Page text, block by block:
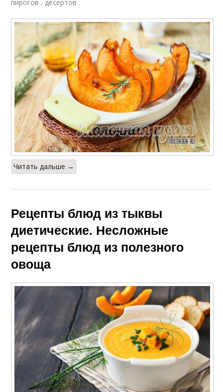
пирогов , десертов .
Читать дальше →
Рецепты блюд из тыквы
диетические. Несложные
рецепты блюд из полезного
овоща